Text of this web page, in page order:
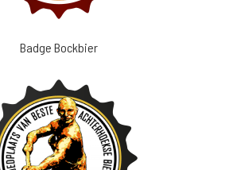
Badge Bockbier